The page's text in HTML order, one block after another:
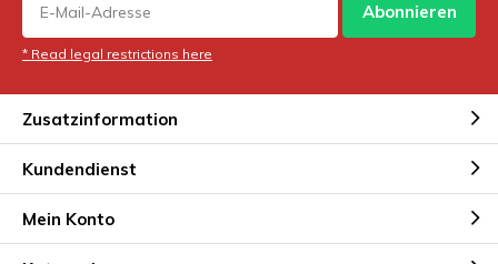
Abonnieren
* Read legal restrictions here
Zusatzinformation
Kundendienst
Mein Konto